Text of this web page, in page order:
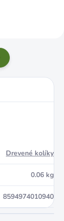
Drevené kolíky
0.06 kg
8594974010940